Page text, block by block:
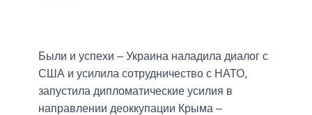
Были и успехи – Украина наладила диалог с
США и усилила сотрудничество с НАТО,
запустила дипломатические усилия в
направлении деоккупации Крыма –